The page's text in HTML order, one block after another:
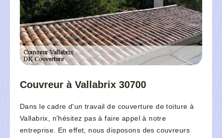
Couvreur à Vallabrix 30700
Dans le cadre d'un travail de couverture de toiture à
Vallabrix, n'hésitez pas à faire appel à notre
entreprise. En effet, nous disposons des couvreurs